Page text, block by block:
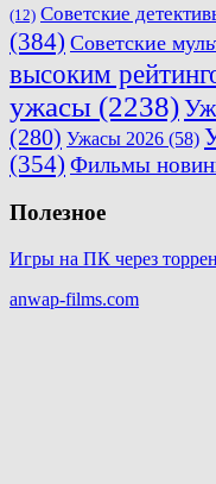
(12) Советские
(384) Советские
высоким
ужасы (2238)
(280) Ужасы 2026 (58)
(354) Фильмы
Полезное
Игры на ПК через
anwap-films.com